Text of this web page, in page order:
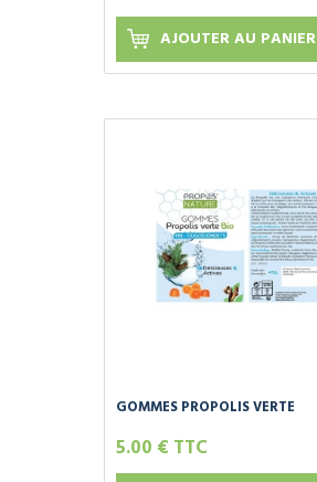
AJOUTER AU PANIER
GOMMES PROPOLIS VERTE
5.00 € TTC